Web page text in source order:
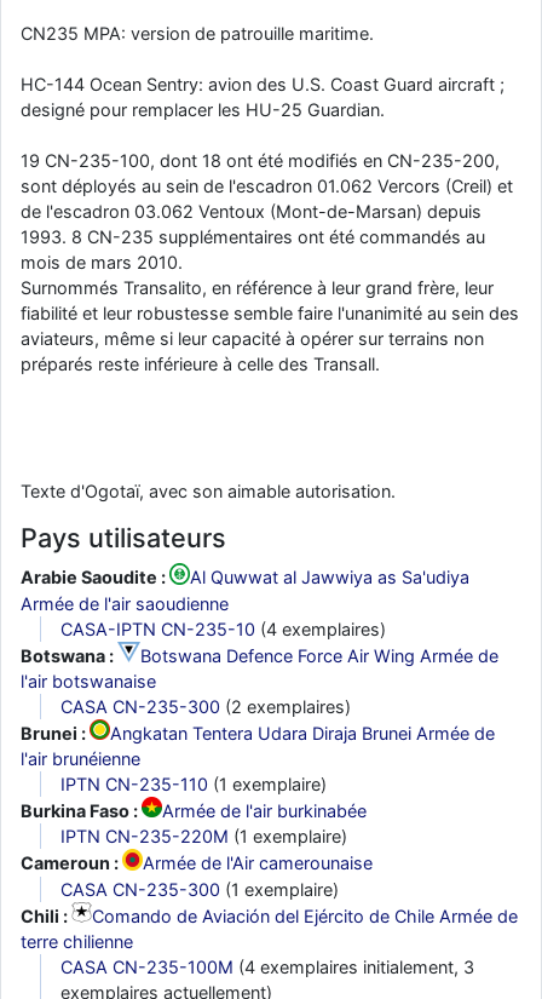
CN235 MPA: version de patrouille maritime.
HC-144 Ocean Sentry: avion des U.S. Coast Guard aircraft ;
designé pour remplacer les HU-25 Guardian.
19 CN-235-100, dont 18 ont été modifiés en CN-235-200,
sont déployés au sein de l'escadron 01.062 Vercors (Creil) et
de l'escadron 03.062 Ventoux (Mont-de-Marsan) depuis
1993. 8 CN-235 supplémentaires ont été commandés au
mois de mars 2010.
Surnommés Transalito, en référence à leur grand frère, leur
fiabilité et leur robustesse semble faire l'unanimité au sein des
aviateurs, même si leur capacité à opérer sur terrains non
préparés reste inférieure à celle des Transall.
Texte d'Ogotaï, avec son aimable autorisation.
Pays utilisateurs
Arabie Saoudite :
Al Quwwat al Jawwiya as Sa'udiya
Armée de l'air saoudienne
CASA-IPTN CN-235-10 (4 exemplaires)
Botswana :
Botswana Defence Force Air Wing Armée de
l'air botswanaise
CASA CN-235-300 (2 exemplaires)
Brunei :
Angkatan Tentera Udara Diraja Brunei Armée de
l'air brunéienne
IPTN CN-235-110 (1 exemplaire)
Burkina Faso :
Armée de l'air burkinabée
IPTN CN-235-220M (1 exemplaire)
Cameroun :
Armée de l'Air camerounaise
CASA CN-235-300 (1 exemplaire)
Chili :
Comando de Aviación del Ejército de Chile Armée de
terre chilienne
CASA CN-235-100M (4 exemplaires initialement, 3
exemplaires actuellement)